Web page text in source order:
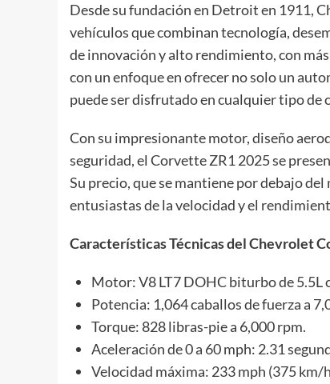
Desde su fundación en Detroit en 1911,
vehículos que combinan tecnología,
de innovación y alto rendimiento, con
con un enfoque en ofrecer no solo un
puede ser disfrutado en cualquier tipo de
Con su impresionante motor, diseño
seguridad, el Corvette ZR1 2025 se
Su precio, que se mantiene por debajo
entusiastas de la velocidad y el
Características Técnicas del Chevrolet
Motor: V8 LT7 DOHC biturbo de 5.5L
Potencia: 1,064 caballos de fuerza a
Torque: 828 libras-pie a 6,000 rpm.
Aceleración de 0 a 60 mph: 2.31
Velocidad máxima: 233 mph (375 km/